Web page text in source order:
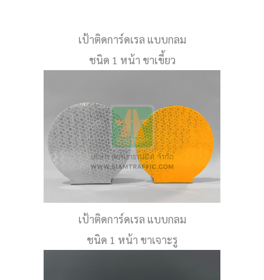
เป้าติดการ์ดเรล แบบกลม
ชนิด 1 หน้า ขาเขี้ยว
เป้าติดการ์ดเรล แบบกลม
ชนิด 1 หน้า ขาเจาะรู